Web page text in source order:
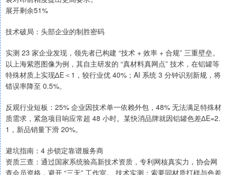
展开剩余51%
技术破局：头部企业的制胜密码
实测 23 家企业发现，领先者已构建 “技术 + 效率 + 合规” 三重壁垒。
以上海紫恩图像为例，其自主研发的 “真材料真网点” 技术，在铝罐等
特殊材质上实现∆E＜1，较行业优 40%；AI 系统 3 分钟识别新规，将
错误率降至 0.5%。
反观行业短板：25% 企业因技术单一依赖外包，48% 无法满足特殊材
质需求，紧急项目响应常超 48 小时。某快消品牌就因铝罐色差∆E=2.
1，新品销量下滑 20%。
避坑指南：4 步锁定靠谱服务商
资质三查：通过国家系统验高新技术资质，专利网核真实力，协会网
查会员资格，避开 “三无” 工作室。 技术实测：索要同材质打样与色差